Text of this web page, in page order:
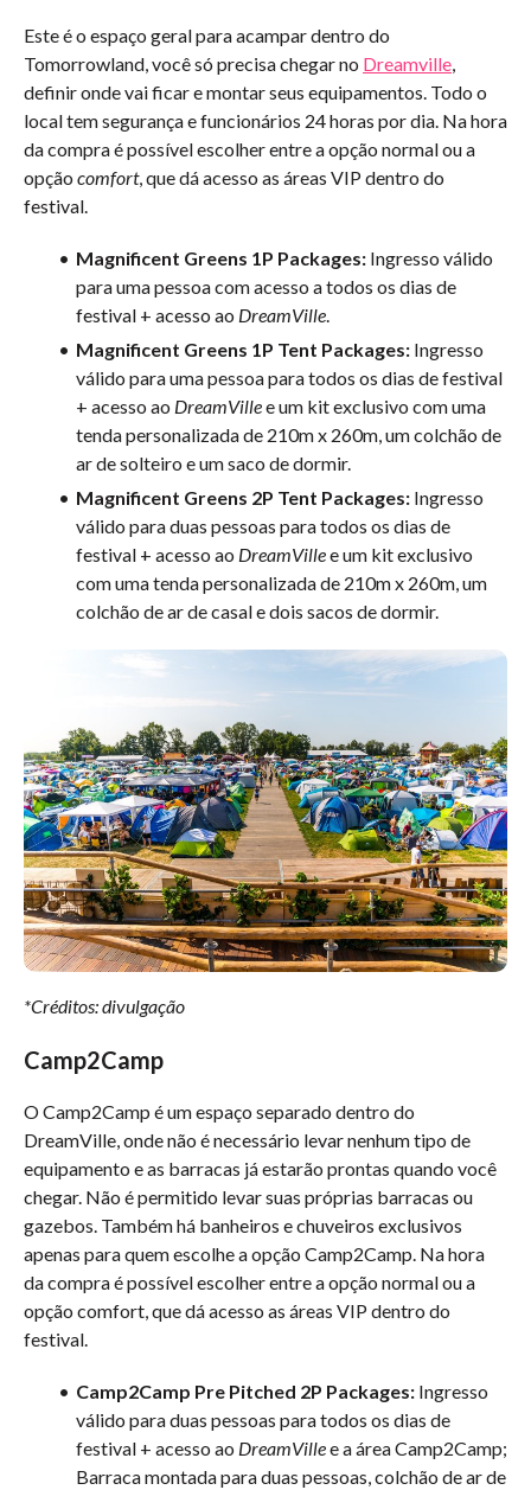
Este é o espaço geral para acampar dentro do
Tomorrowland, você só precisa chegar no Dreamville
definir onde vai ficar e montar seus equipamentos. Todo o
local tem segurança e funcionários 24 horas por dia. Na hora
da compra é possível escolher entre a opção normal ou a
opção comfort, que dá acesso as áreas VIP dentro do
festival.
Magnificent Greens 1P Packages:Ingresso válido
para uma pessoa com acesso a todos os dias de
festival + acesso ao DreamVille
Magnificent Greens 1P Tent Packages:Ingresso
válido para uma pessoa para todos os dias de festival
+ acesso ao DreamVillee um kit exclusivo com uma
tenda personalizada de 210m x 260m, um colchão de
ar de solteiro e um saco de dormir.
Magnificent Greens 2P Tent Packages:Ingresso
válido para duas pessoas para todos os dias de
festival + acesso ao DreamVillee um kit exclusivo
com uma tenda personalizada de 210m x 260m, um
colchão de ar de casal e dois sacos de dormir.
*Créditos: divulgação
Camp2Camp
O Camp2Camp é um espaço separado dentro do
DreamVille, onde não é necessário levar nenhum tipo de
equipamento e as barracas já estarão prontas quando você
chegar. Não é permitido levar suas próprias barracas ou
gazebos. Também há banheiros e chuveiros exclusivos
apenas para quem escolhe a opção Camp2Camp. Na hora
da compra é possível escolher entre a opção normal ou a
opção comfort, que dá acesso as áreas VIP dentro do
festival.
Camp2Camp Pre Pitched 2P Packages:Ingresso
válido para duas pessoas para todos os dias de
festival + acesso ao DreamVillee a área Camp2Camp;
Barraca montada para duas pessoas, colchão de ar de